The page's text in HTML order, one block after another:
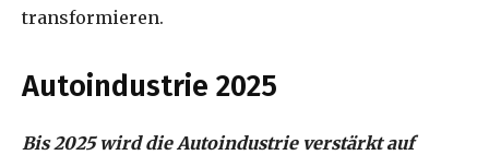
transformieren.
Autoindustrie 2025
Bis 2025 wird die Autoindustrie verstärkt auf